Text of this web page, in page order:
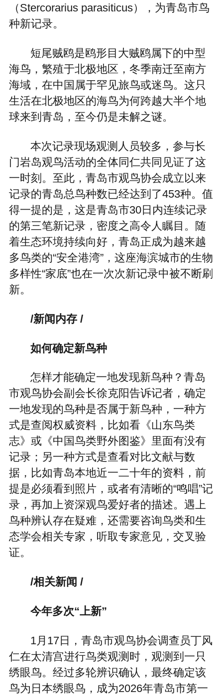
（Stercorarius parasiticus），为青岛市鸟
种新记录。
短尾贼鸥是鸥形目大贼鸥属下的中型
海鸟，繁殖于北极地区，冬季南迁至南方
海域，在中国属于罕见旅鸟或迷鸟。这只
生活在北极地区的海鸟为何跨越大半个地
球来到青岛，至今仍是未解之谜。
本次记录现场观测人员较多，参与长
门岩岛观鸟活动的全体同仁共同见证了这
一时刻。至此，青岛市观鸟协会成立以来
记录的青岛总鸟种数已经达到了453种。值
得一提的是，这是青岛市30日内连续记录
的第三笔新记录，密度之高令人瞩目。随
着生态环境持续向好，青岛正成为越来越
多鸟类的“安全港湾”，这座海滨城市的生物
多样性“家底”也在一次次新记录中被不断刷
新。
/新闻内存 /
如何确定新鸟种
怎样才能确定一地发现新鸟种？青岛
市观鸟协会副会长徐克阳告诉记者，确定
一地发现的鸟种是否属于新鸟种，一种方
式是查阅权威资料，比如看《山东鸟类
志》或《中国鸟类野外图鉴》里面有没有
记录；另一种方式是查看对比文献与数
据，比如青岛本地近一二十年的资料，前
提是必须看到照片，或者有清晰的“鸣唱”记
录，再加上资深观鸟爱好者的描述。遇上
鸟种辨认存在疑难，还需要咨询鸟类和生
态学会相关专家，听取专家意见，交叉验
证。
/相关新闻 /
今年多次“上新”
1月17日，青岛市观鸟协会调查员丁风
仁在太清宫进行鸟类观测时，观测到一只
绣眼鸟。经过多轮辨识确认，最终确定该
鸟为日本绣眼鸟，成为2026年青岛市第一